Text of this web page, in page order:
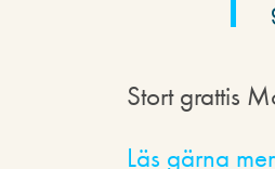
Stort grattis
Läs gärna